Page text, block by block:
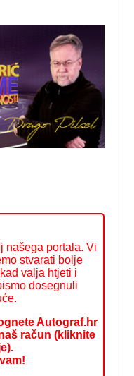
našega portala. Vi
stvarati bolje
valja htjeti i
dosegnuli
Autograf.hr
račun (kliknite